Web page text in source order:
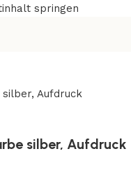
springen
silber, Aufdruck